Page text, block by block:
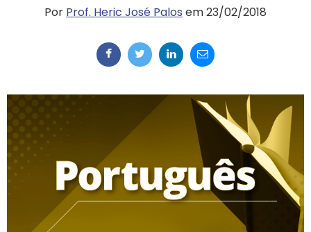
Por Prof. Heric José Palos em 23/02/2018